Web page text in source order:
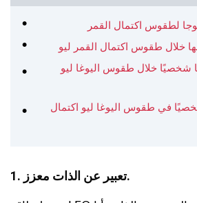
شخصيًا خلال طقوس اليوغا ليو
في طقوس اليوغا ليو اكتمال
1. تعبير عن الذات معزز.